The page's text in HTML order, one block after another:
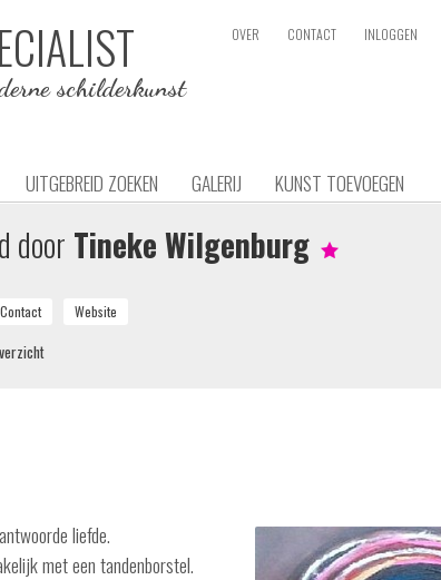
schilderkunst
OVER CONTACT INLOGGEN
UITGEBREID ZOEKEN GALERIJ KUNST TOEVOEGEN
door Tineke Wilgenburg
liefde.
met een tandenborstel.